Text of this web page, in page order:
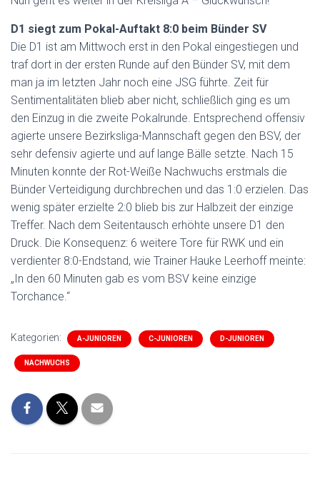
D1 siegt zum Pokal-Auftakt 8:0 beim Bünder SV
Die D1 ist am Mittwoch erst in den Pokal eingestiegen und
traf dort in der ersten Runde auf den Bünder SV, mit dem
man ja im letzten Jahr noch eine JSG führte. Zeit für
Sentimentalitäten blieb aber nicht, schließlich ging es um
den Einzug in die zweite Pokalrunde. Entsprechend offensiv
agierte unsere Bezirksliga-Mannschaft gegen den BSV, der
sehr defensiv agierte und auf lange Bälle setzte. Nach 15
Minuten konnte der Rot-Weiße Nachwuchs erstmals die
Bünder Verteidigung durchbrechen und das 1:0 erzielen. Das
wenig später erzielte 2:0 blieb bis zur Halbzeit der einzige
Treffer. Nach dem Seitentausch erhöhte unsere D1 den
Druck. Die Konsequenz: 6 weitere Tore für RWK und ein
verdienter 8:0-Endstand, wie Trainer Hauke Leerhoff meinte:
„In den 60 Minuten gab es vom BSV keine einzige
Torchance.“
Kategorien: A-JUNIOREN C-JUNIOREN D-JUNIOREN
NACHWUCHS